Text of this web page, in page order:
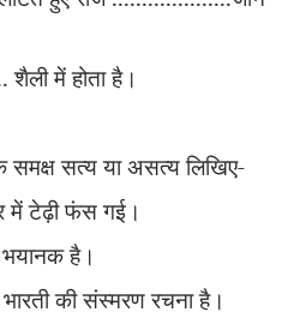
शैली में होता है।
समक्ष सत्य या असत्य लिखिए-
में टेढ़ी फंस गई।
भयानक है।
भारती की संस्मरण रचना है।